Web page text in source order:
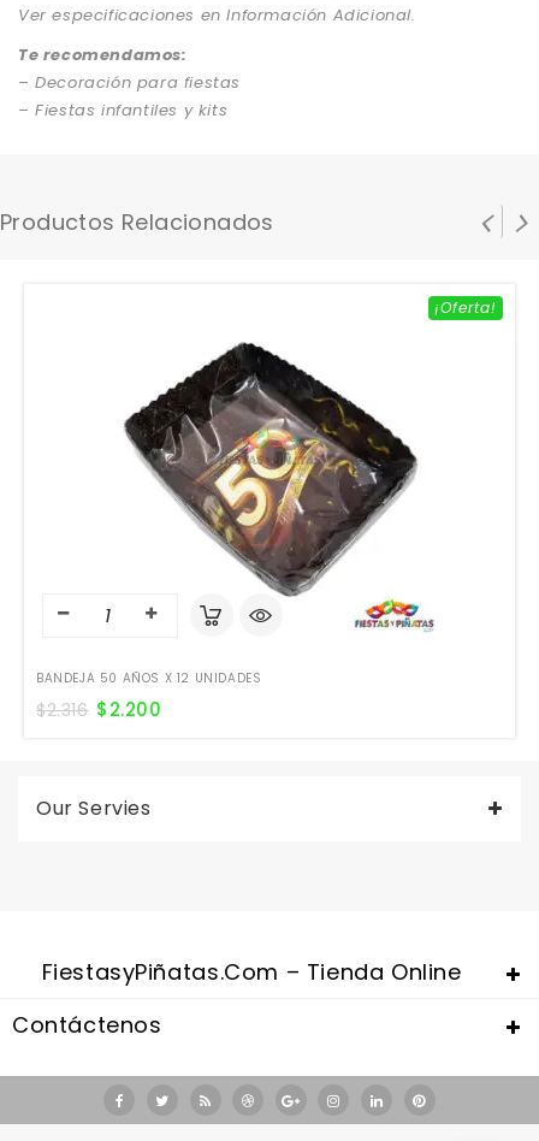
Ver especificaciones en Información Adicional.
Te recomendamos:
– Decoración para fiestas
– Fiestas infantiles y kits
Productos Relacionados
¡Oferta!
BANDEJA 50 AÑOS X 12 UNIDADES
$2.316 $2.200
Our Servies
FiestasyPiñatas.com – Tienda Online
Contáctenos